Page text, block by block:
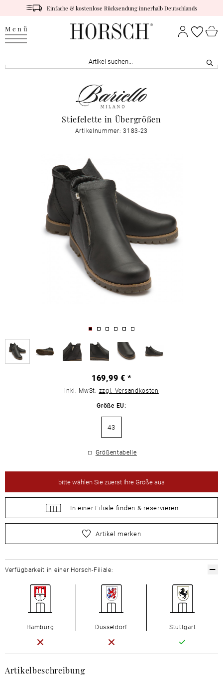
Einfache & kostenlose Rücksendung innerhalb Deutschlands
Menü
Stiefelette in Übergrößen
Artikelnummer: 3183-23
169,99 € *
inkl. MwSt. zzgl. Versandkosten
Größe EU:
43
Größentabelle
bittewählen Sie zuerst Ihre Größe aus
In einer Filiale finden & reservieren
wählen Sie zuerst Ihre Größe aus
Artikel merken
Artikelbeschreibung
Verfügbarkeit in einer Horsch-Filiale:
Hamburg Düsseldorf Stuttgart